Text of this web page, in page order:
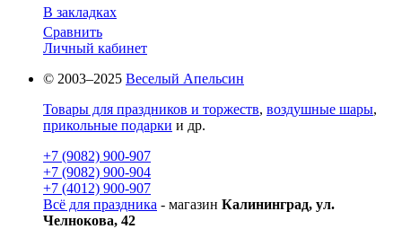
В закладках
Сравнить
Личный кабинет
© 2003–2025 Веселый Апельсин
Товары для праздников и торжеств, воздушные шары,
прикольные подарки и др.
+7 (9082) 900-907
+7 (9082) 900-904
+7 (4012) 900-907
Всё для праздника - магазин Калининград, ул.
Челнокова, 42